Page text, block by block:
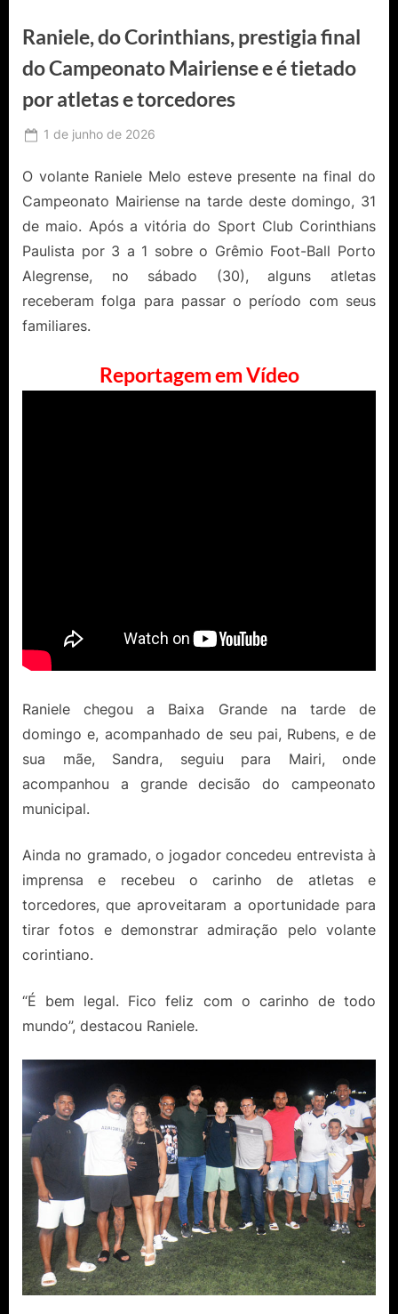
Raniele, do Corinthians, prestigia final
do Campeonato Mairiense e é tietado
por atletas e torcedores
Posted
1 de junho de 2026
Catureba
O volante Raniele Melo esteve presente na final do
Campeonato Mairiense na tarde deste domingo, 31
de maio. Após a vitória do Sport Club Corinthians
Paulista por 3 a 1 sobre o Grêmio Foot-Ball Porto
Alegrense, no sábado (30), alguns atletas
receberam folga para passar o período com seus
familiares.
Reportagem em Vídeo
Raniele chegou a Baixa Grande na tarde de
domingo e, acompanhado de seu pai, Rubens, e de
sua mãe, Sandra, seguiu para Mairi, onde
acompanhou a grande decisão do campeonato
municipal.
Ainda no gramado, o jogador concedeu entrevista à
imprensa e recebeu o carinho de atletas e
torcedores, que aproveitaram a oportunidade para
tirar fotos e demonstrar admiração pelo volante
corintiano.
“É bem legal. Fico feliz com o carinho de todo
mundo”, destacou Raniele.